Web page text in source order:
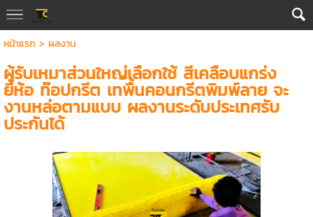
หน้าแรก > ผลงาน
ผู้รับเหมาส่วนใหญ่เลือกใช้ สีเคลือบแกร่ง
ยี่ห้อ ท๊อปกรีต เทพื้นคอนกรีตพิมพ์ลาย จะ
งานหล่อตามแบบ ผลงานระดับประเทศรับ
ประกันได้